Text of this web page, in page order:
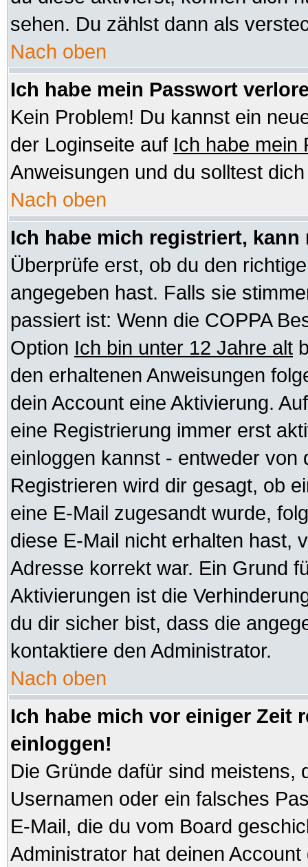
sehen. Du zählst dann als
Nach oben
Ich habe mein Passwort
Kein Problem! Du kannst ein
der Loginseite auf Ich habe mein
Anweisungen und du solltest
Nach oben
Ich habe mich registriert,
Überprüfe erst, ob du den
angegeben hast. Falls sie
passiert ist: Wenn die COPPA
Option Ich bin unter 12 Jahre alt
den erhaltenen Anweisungen
dein Account eine Aktivierung.
eine Registrierung immer erst
einloggen kannst - entweder von
Registrieren wird dir gesagt, ob
eine E-Mail zugesandt wurde,
diese E-Mail nicht erhalten hast,
Adresse korrekt war. Ein Grund
Aktivierungen ist die
du dir sicher bist, dass die
kontaktiere den Administrator.
Nach oben
Ich habe mich vor einiger Zeit
einloggen!
Die Gründe dafür sind meistens,
Usernamen oder ein falsches
E-Mail, die du vom Board
Administrator hat deinen